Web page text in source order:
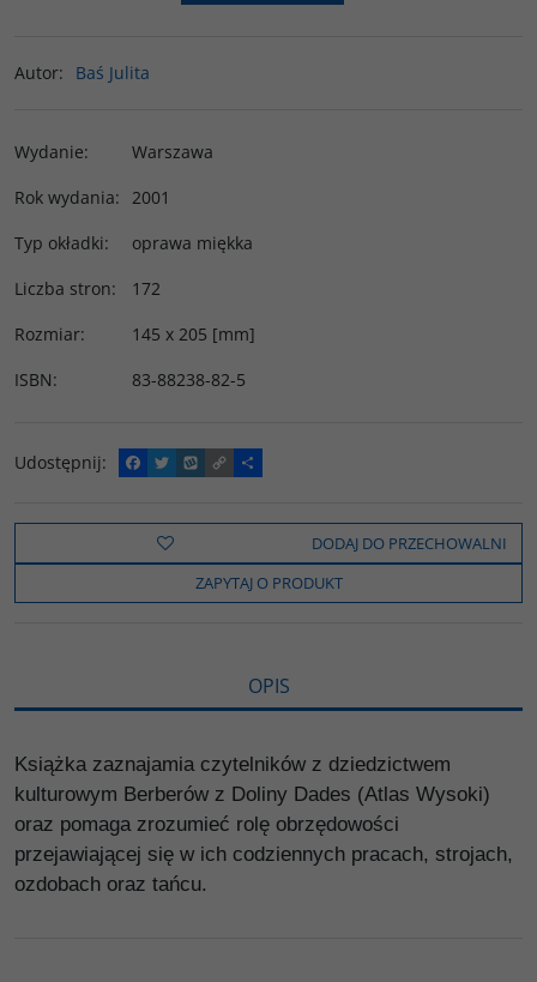
Autor: Baś Julita
Wydanie:
Warszawa
Rok wydania: 2001
Typ okładki:
oprawa miękka
Liczba stron:
172
Rozmiar:
145 x 205 [mm]
ISBN: 83-88238-82-5
Udostępnij:
F
a
e
o
k
T
w
t
t
e
W
y
o
C
o
y
i
n
k
P
o
z
e
l
s
DODAJ DO PRZECHOWALNI
ZAPYTAJ O PRODUKT
OPIS
Książka zaznajamia czytelników z dziedzictwem
kulturowym Berberów z Doliny Dades (Atlas Wysoki)
oraz pomaga zrozumieć rolę obrzędowości
przejawiającej się w ich codziennych pracach, strojach,
ozdobach oraz tańcu.